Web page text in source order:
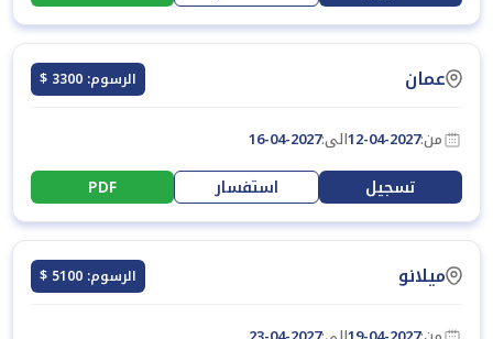
عمان الرسوم: 3300 $
من:12-04-2027الى:16-04-2027
تسجيل استفسار PDF
ميلانو الرسوم: 5100 $